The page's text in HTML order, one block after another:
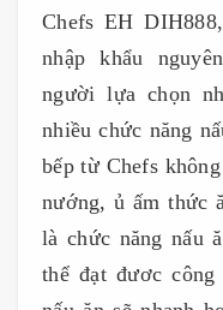
Chefs EH
nhập khẩu
người lựa chọn
nhiều chức năng
bếp từ Chefs
nướng, ủ ấm thức
là chức năng nấu
thể đạt đươc